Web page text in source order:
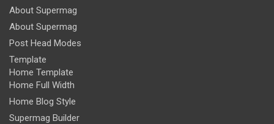
About Supermag
About Supermag
Post Head Modes
Template
Home Template
Home Full Width
Home Blog Style
Supermag Builder